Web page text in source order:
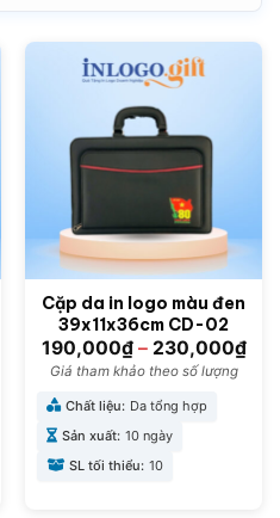
Cặp da in logo màu đen
39x11x36cm CD-02
190,000₫– 230,000₫
Giá tham khảo theo số lượng
Chất liệu: Da tổng hợp
Sản xuất: 10 ngày
SL tối thiểu: 10